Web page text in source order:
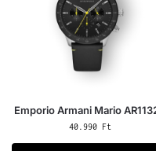
Emporio Armani Mario
40.990 Ft